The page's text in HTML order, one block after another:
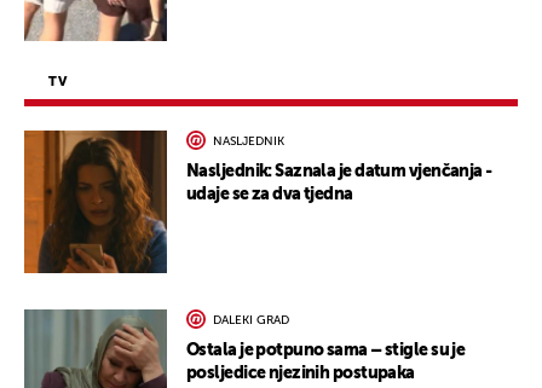
TV
NASLJEDNIK
Nasljednik: Saznala je datum vjenčanja -
udaje se za dva tjedna
DALEKI GRAD
Ostala je potpuno sama – stigle su je
posljedice njezinih postupaka